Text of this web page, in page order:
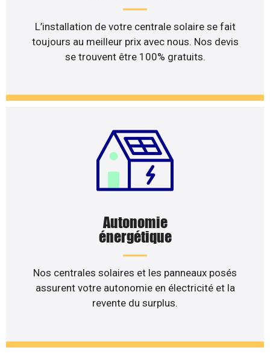
L’installation de votre centrale solaire se fait
toujours au meilleur prix avec nous. Nos devis
se trouvent être 100% gratuits.
Autonomie
énergétique
Nos centrales solaires et les panneaux posés
assurent votre autonomie en électricité et la
revente du surplus.